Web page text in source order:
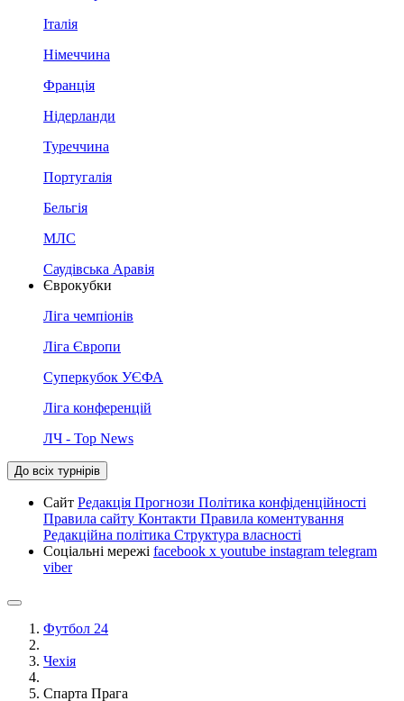
Італія
Німеччина
Франція
Нідерланди
Туреччина
Португалія
Бельгія
МЛС
Саудівська Аравія
Єврокубки
Ліга чемпіонів
Ліга Європи
Суперкубок УЄФА
Ліга конференцій
ЛЧ - Top News
До всіх турнірів
Сайт Редакція Прогнози Політика конфіденційності
Правила сайту Контакти Правила коментування
Редакційна політика Структура власності
Соціальні мережі facebook x youtube instagram telegram
viber
Футбол 24
Чехія
Спарта Прага